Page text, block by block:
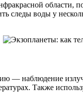
области,
следы воды у
— наблюдение
Также